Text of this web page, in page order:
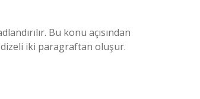
Bu konu açısından
dizeli iki paragraftan oluşur.